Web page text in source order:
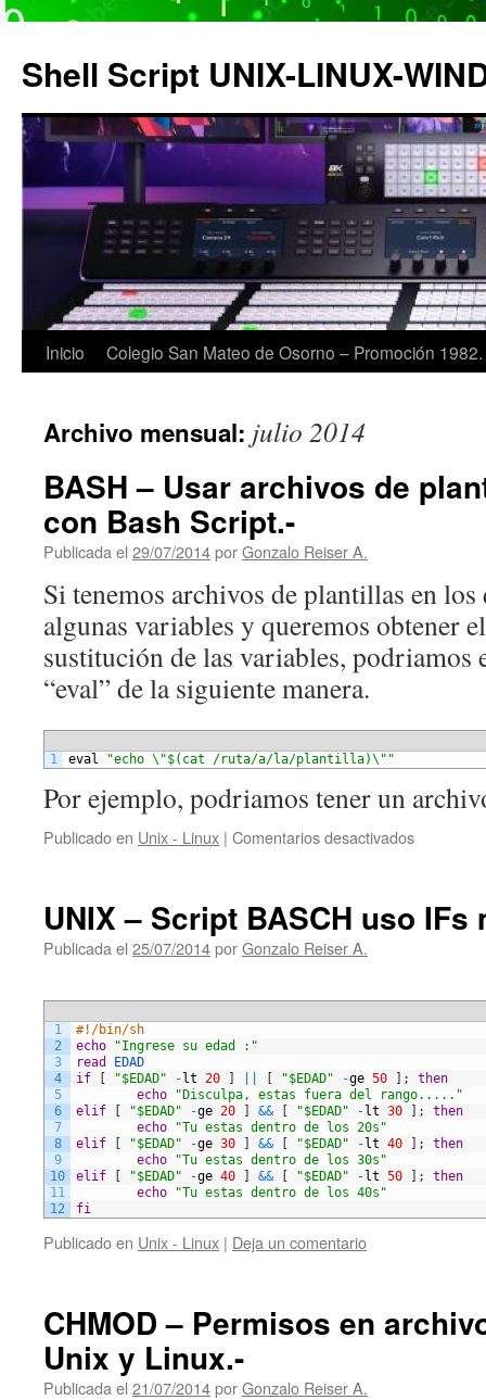
contenido
Shell Script UNIX-LINUX-
Inicio Colegio San Mateo de Osorno – Promoción 1982.
Archivo mensual: julio 2014
BASH – Usar archivos de
con Bash Script.-
Publicada el 29/07/2014porGonzalo Reiser A.
Si tenemos archivos de plantillas en
algunas variables y queremos obtener
sustitución de las variables, podriamos
“eval” de la siguiente manera.
1 eval "echo \"$(cat /ruta/a/la/plantilla)\""
Por ejemplo, podriamos tener un
Publicado en Unix - Linux | Comentarios desactivadosen
archivos
UNIX – Script BASCH uso
Publicada el 25/07/2014porGonzalo Reiser A.
1
2
3
4
5
6
7
8
9
10
11
12
#!/bin/sh
echo
"Ingrese su edad :"
read
EDAD
if
"$EDAD" - lt 20 "$EDAD" -ge 50 ;
then
echo
"Disculpa, estas fuera del rango....."
elif
"$EDAD" -ge 20 && "$EDAD" - lt 30 ;
then
echo
"Tu estas dentro de los 20s"
elif
"$EDAD" -ge 30 && "$EDAD" - lt 40 ;
then
echo
"Tu estas dentro de los 30s"
elif
"$EDAD" -ge 40 && "$EDAD" - lt 50 ;
then
echo
"Tu estas dentro de los 40s"
fi
Publicado en Unix - Linux | Deja un comentario
CHMOD – Permisos en
Unix y Linux.-
Publicada el 21/07/2014porGonzalo Reiser A.